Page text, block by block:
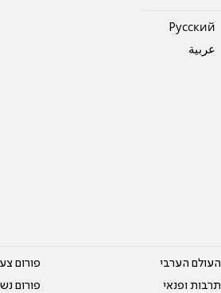
Pусский
عربية
העולם הערבי
תרבות ופנאי
פורום
פורום